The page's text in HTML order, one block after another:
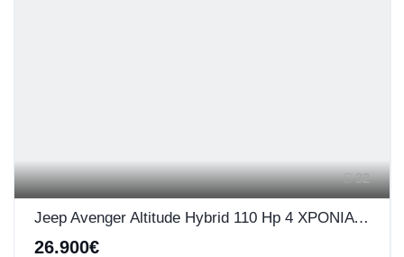
32
Jeep Avenger Altitude Hybrid 110 Hp 4 ΧΡΟΝΙΑ ΕΓΓΥΗΣΗ
26.900€